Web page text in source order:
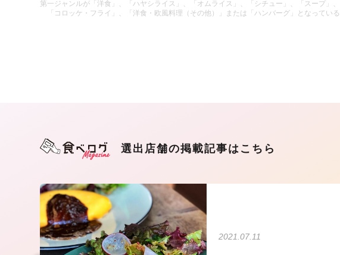
第一ジャンルが「洋食」、「ハヤシライス」、「オムライス」、「シチュー」、「スープ」、
「コロッケ・フライ」、「洋食・欧風料理（その他）」または「ハンバーグ」となっている
選出店舗の掲載記事はこちら
2021.07.11